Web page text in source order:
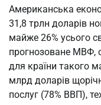
Американська
31,8 трлн доларів
майже 26% усього
прогнозоване МВФ,
для країни такого
млрд доларів
послуг (78% ВВП),